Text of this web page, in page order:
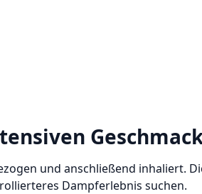
und anschließend inhaliert.
Dampferlebnis suchen.